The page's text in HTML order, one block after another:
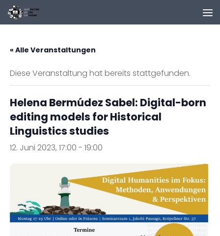
Zum Inhalt springen
« Alle Veranstaltungen
Diese Veranstaltung hat bereits stattgefunden.
Helena Bermúdez Sabel: Digital-born
editing models for Historical
Linguistics studies
12. Juni 2023, 17:00 - 19:00